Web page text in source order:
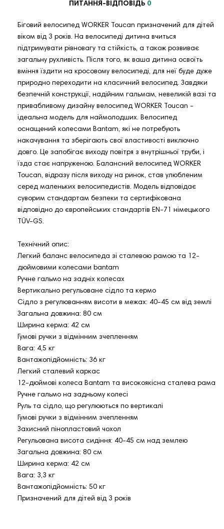
ПИТАННЯ-ВІДПОВІДЬ 0
Біговий велосипед WORKER Toucan призначений для дітей
віком від 3 років. На велосипеді дитина вчиться
підтримувати рівновагу та стійкість, а також розвиває
загальну рухливість. Після того, як ваша дитина освоїть
вміння їздити на кросовому велосипеді, для неї буде дуже
природно переходити на класичний велосипед. Завдяки
безпечній конструкції, надійним гальмам, невеликій вазі та
привабливому дизайну велосипед WORKER Toucan -
ідеальна модель для наймолодших. Велосипед
оснащений колесами Bantam, які не потребують
накачування та зберігають свої властивості виключно
довго. Це запобігає виходу повітря з внутрішньої труби, і
їзда стає напруженою. Балансний велосипед WORKER
Toucan, відразу після виходу на ринок, став улюбленим
серед маленьких велосипедистів. Модель відповідає
суворим стандартам безпеки та сертифікована
відповідно до європейських стандартів EN-71 німецького
TÜV-GS.
Технічний опис:
Легкий баланс велосипеда зі сталевою рамою та 12-
дюймовими колесами bantam
Ручне гальмо на задніх колесах
Вертикально регульоване сідло та кермо
Сідло з регулюванням висоти в межах: 40-45 см від землі
Загальна довжина: 80 см
Ширина керма: 42 см
Гумові ручки з відмінним зчепленням
Вага: 4,5 кг
Вантажопідйомність: 36 кг
Легкий сталевий каркас
12-дюймові колеса Bantam та високоякісна сталева рама
Ручне гальмо на задньому колесі
Руль та сідло, що регулюються по вертикалі
Гумові ручки з відмінним зчепленням
Захисний пінопластовий чохол
Регульована висота сидіння: 40-45 см над землею
Загальна довжина: 80 см
Ширина керма: 42 см
Вага: 3,3 кг
Вантажопідйомність: 50 кг
Призначений для дітей від 3 років